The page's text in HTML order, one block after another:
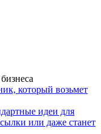
который возьмет
идеи для
или даже станет